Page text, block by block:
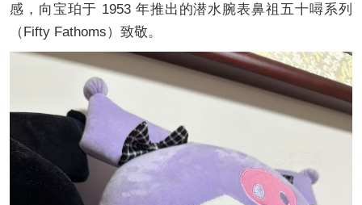
感，向宝珀于 1953 年推出的潜水腕表鼻祖五十噚系列
（Fifty Fathoms）致敬。